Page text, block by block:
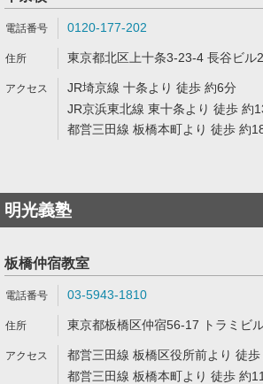
0120-177-202
東京都北区上十条3-23-4 長谷ビル
JR埼京線 十条より 徒歩 約6分
JR京浜東北線 東十条より 徒歩 約
都営三田線 板橋本町より 徒歩 約
明光義塾
板橋仲宿教室
03-5943-1810
東京都板橋区仲宿56-17 トラミビ
都営三田線 板橋区役所前より 徒
都営三田線 板橋本町より 徒歩 約